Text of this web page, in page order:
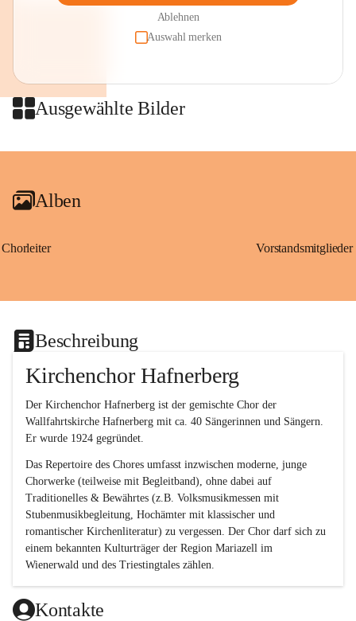
Ablehnen
Auswahl merken
Ausgewählte Bilder
+2
Alben
Chorleiter Vorstandsmitglieder
Beschreibung
Kirchenchor Hafnerberg
Der Kirchenchor Hafnerberg ist der gemischte Chor der
Wallfahrtskirche Hafnerberg mit ca. 40 Sängerinnen und Sängern.
Er wurde 1924 gegründet.
Das Repertoire des Chores umfasst inzwischen moderne, junge
Chorwerke (teilweise mit Begleitband), ohne dabei auf
Traditionelles & Bewährtes (z.B. Volksmusikmessen mit
Stubenmusikbegleitung, Hochämter mit klassischer und
romantischer Kirchenliteratur) zu vergessen. Der Chor darf sich zu
einem bekannten Kulturträger der Region Mariazell im
Wienerwald und des Triestingtales zählen.
Kontakte